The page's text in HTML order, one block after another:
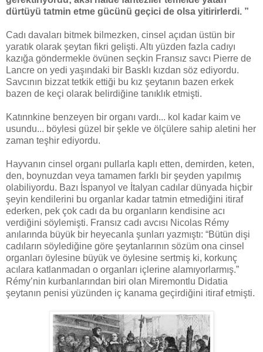
dürtüyü tatmin etme gücünü geçici de olsa yitirirlerdi. ”
Cadı davaları bitmek bilmezken, cinsel açıdan üstün bir
yaratık olarak şeytan fikri gelişti. Altı yüzden fazla cadıyı
kazığa göndermekle övünen seçkin Fransız savcı Pierre de
Lancre on yedi yaşındaki bir Basklı kızdan söz ediyordu.
Savcının bizzat tetkik ettiği bu kız şeytanın bazen erkek
bazen de keçi olarak belirdiğine tanıklık etmişti.
Katınnkine benzeyen bir organı vardı... kol kadar kaim ve
usundu... böylesi güzel bir şekle ve ölçülere sahip aletini her
zaman teşhir ediyordu.
Hayvanın cinsel organı pullarla kaplı etten, demirden, keten,
den, boynuzdan veya tamamen farklı bir şeyden yapılmış
olabiliyordu. Bazı İspanyol ve İtalyan cadılar dünyada hiçbir
şeyin kendilerini bu organlar kadar tatmin etmediğini itiraf
ederken, pek çok cadı da bu organların kendisine acı
verdiğini söylemişti. Fransız cadı avcısı Nicolas Rémy
anılarında büyük bir heyecanla şunları yazmıştı: “Bütün dişi
cadıların söylediğine göre şeytanlarının sözüm ona cinsel
organları öylesine büyük ve öylesine sertmiş ki, korkunç
acılara katlanmadan o organları içlerine alamıyorlarmış.”
Rémy’nin kurbanlarından biri olan Miremontlu Didatia
şeytanın penisi yüzünden iç kanama geçirdiğini itiraf etmişti.